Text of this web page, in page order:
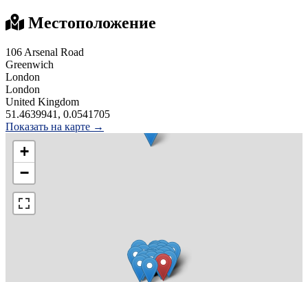
Местоположение
106 Arsenal Road
Greenwich
London
London
United Kingdom
51.4639941, 0.0541705
Показать на карте →
+
−